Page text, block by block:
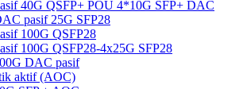
40G QSFP+ POU 4*10G SFP+ DAC
pasif 25G SFP28
100G QSFP28
100G QSFP28-4x25G SFP28
DAC pasif
aktif (AOC)